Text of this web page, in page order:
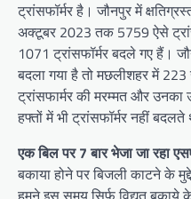
ट्रांसफॉर्मर है। जौनपुर में
अक्टूबर 2023 तक 5759 ऐसे
1071 ट्रांसफॉर्मर बदले गए हैं।
बदला गया है तो मछलीशहर में
ट्रांसफार्मर की मरम्मत और
हफ्तों में भी ट्रांसफॉर्मर नहीं
एक बिल पर 7 बार भेजा जा रहा
बकाया होने पर बिजली काटने के